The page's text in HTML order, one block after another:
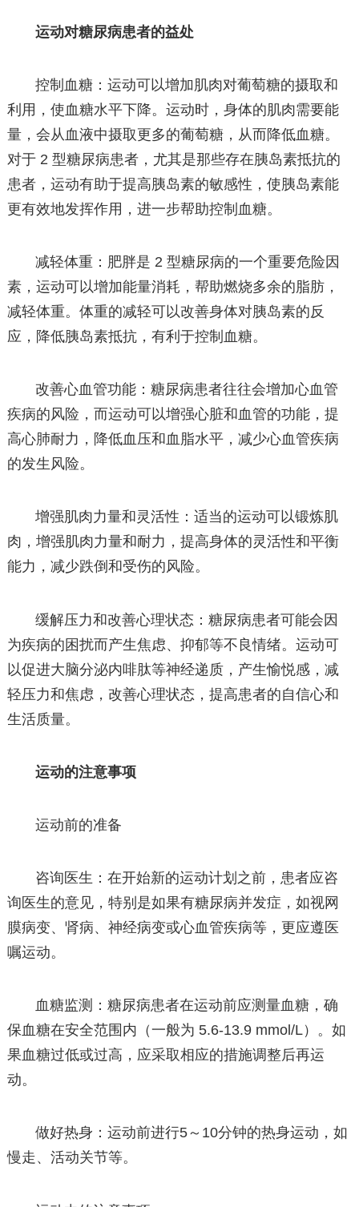
运动对糖尿病患者的益处
控制血糖：运动可以增加肌肉对葡萄糖的摄取和
利用，使血糖水平下降。运动时，身体的肌肉需要能
量，会从血液中摄取更多的葡萄糖，从而降低血糖。
对于 2 型糖尿病患者，尤其是那些存在胰岛素抵抗的
患者，运动有助于提高胰岛素的敏感性，使胰岛素能
更有效地发挥作用，进一步帮助控制血糖。
减轻体重：肥胖是 2 型糖尿病的一个重要危险因
素，运动可以增加能量消耗，帮助燃烧多余的脂肪，
减轻体重。体重的减轻可以改善身体对胰岛素的反
应，降低胰岛素抵抗，有利于控制血糖。
改善心血管功能：糖尿病患者往往会增加心血管
疾病的风险，而运动可以增强心脏和血管的功能，提
高心肺耐力，降低血压和血脂水平，减少心血管疾病
的发生风险。
增强肌肉力量和灵活性：适当的运动可以锻炼肌
肉，增强肌肉力量和耐力，提高身体的灵活性和平衡
能力，减少跌倒和受伤的风险。
缓解压力和改善心理状态：糖尿病患者可能会因
为疾病的困扰而产生焦虑、抑郁等不良情绪。运动可
以促进大脑分泌内啡肽等神经递质，产生愉悦感，减
轻压力和焦虑，改善心理状态，提高患者的自信心和
生活质量。
运动的注意事项
运动前的准备
咨询医生：在开始新的运动计划之前，患者应咨
询医生的意见，特别是如果有糖尿病并发症，如视网
膜病变、肾病、神经病变或心血管疾病等，更应遵医
嘱运动。
血糖监测：糖尿病患者在运动前应测量血糖，确
保血糖在安全范围内（一般为 5.6-13.9 mmol/L）。如
果血糖过低或过高，应采取相应的措施调整后再运
动。
做好热身：运动前进行5～10分钟的热身运动，如
慢走、活动关节等。